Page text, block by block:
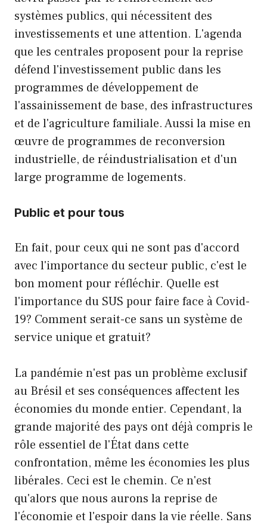
systèmes publics, qui nécessitent des
investissements et une attention. L'agenda
que les centrales proposent pour la reprise
défend l'investissement public dans les
programmes de développement de
l'assainissement de base, des infrastructures
et de l'agriculture familiale. Aussi la mise en
œuvre de programmes de reconversion
industrielle, de réindustrialisation et d'un
large programme de logements.
Public et pour tous
En fait, pour ceux qui ne sont pas d'accord
avec l'importance du secteur public, c'est le
bon moment pour réfléchir. Quelle est
l'importance du SUS pour faire face à Covid-
19? Comment serait-ce sans un système de
service unique et gratuit?
La pandémie n'est pas un problème exclusif
au Brésil et ses conséquences affectent les
économies du monde entier. Cependant, la
grande majorité des pays ont déjà compris le
rôle essentiel de l'État dans cette
confrontation, même les économies les plus
libérales. Ceci est le chemin. Ce n'est
qu'alors que nous aurons la reprise de
l'économie et l'espoir dans la vie réelle. Sans